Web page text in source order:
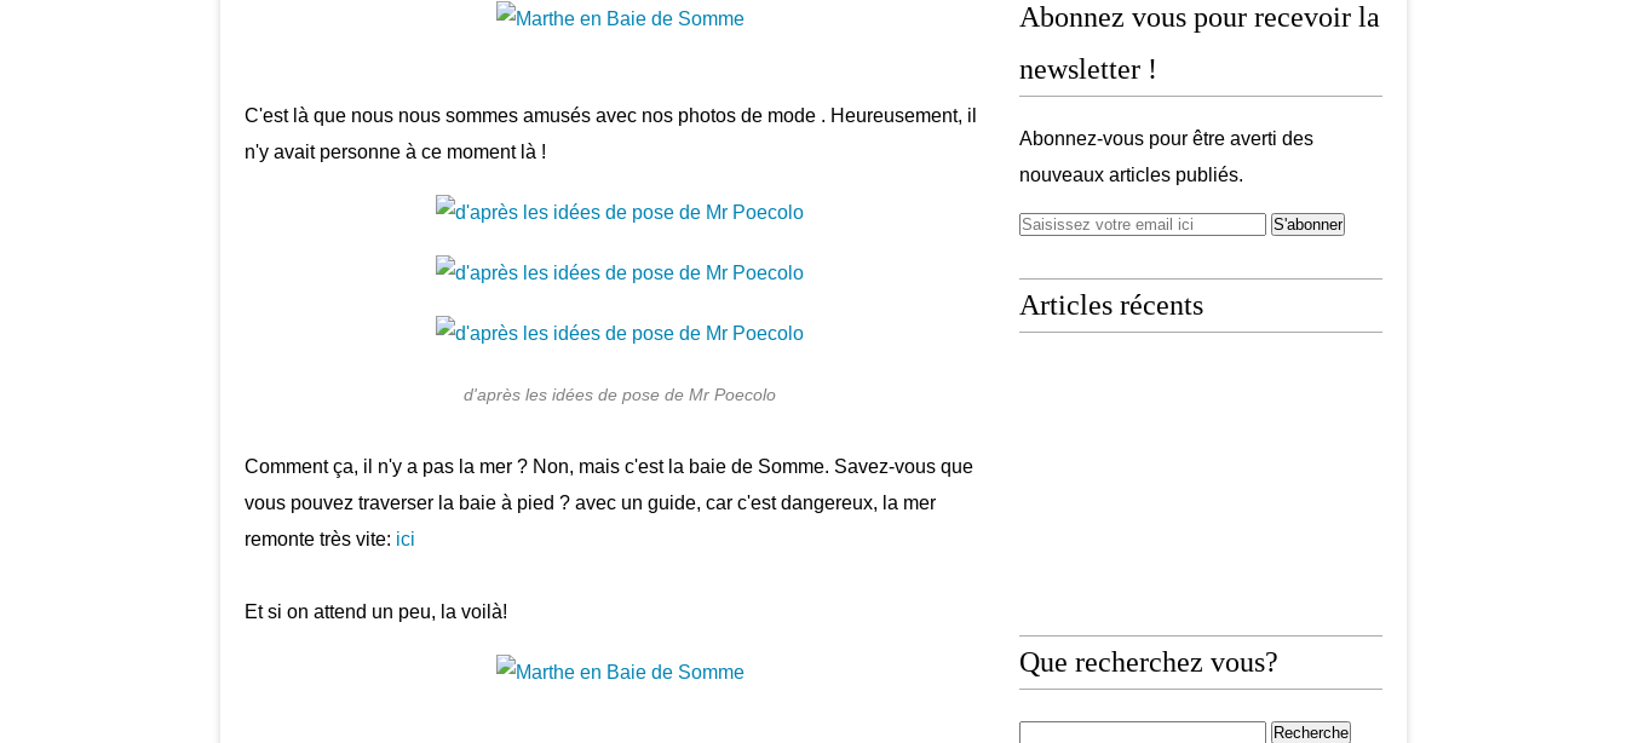
C'est là que nous nous sommes amusés avec nos photos de mode . Heureusement, il
n'y avait personne à ce moment là !
d'après les idées de pose de Mr Poecolo
Comment ça, il n'y a pas la mer ? Non, mais c'est la baie de Somme. Savez-vous que
vous pouvez traverser la baie à pied ? avec un guide, car c'est dangereux, la mer
remonte très vite: ici
Et si on attend un peu, la voilà!
Abonnez vous pour recevoir la
newsletter !
Abonnez-vous pour être averti des
nouveaux articles publiés.
Articles récents
Que recherchez vous?